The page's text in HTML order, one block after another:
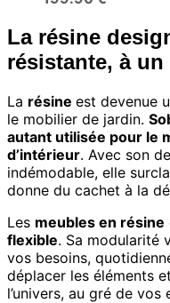
La résine
résistante, à
La résine est devenue
le mobilier de jardin.
autant utilisée pour le
d’intérieur. Avec son
indémodable, elle
donne du cachet à la
Les meubles en résine
flexible. Sa modularité
vos besoins,
déplacer les éléments
l’univers, au gré de vos